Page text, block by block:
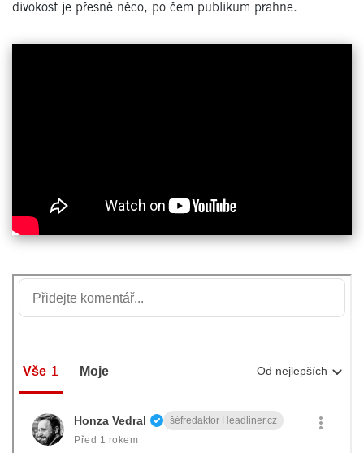
divokost je přesně něco, po čem publikum prahne.